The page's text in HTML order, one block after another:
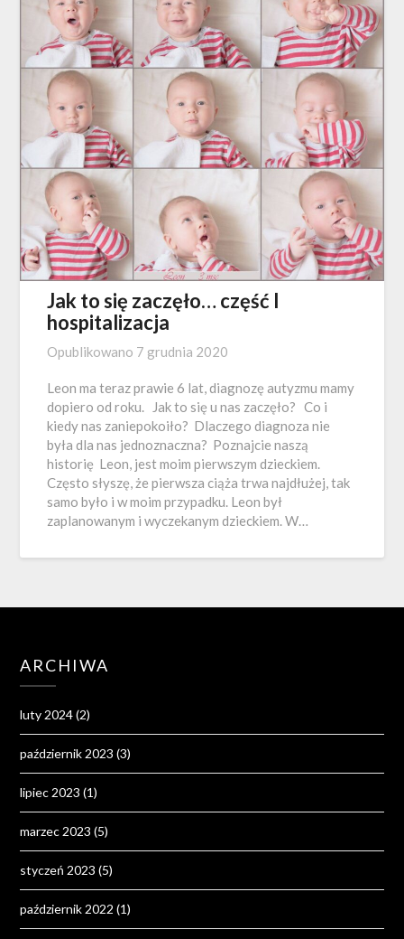
Jak to się zaczęło… część I
hospitalizacja
Opublikowano 7 grudnia 2020
Leon ma teraz prawie 6 lat, diagnozę autyzmu mamy
dopiero od roku. Jak to się u nas zaczęło? Co i
kiedy nas zaniepokoiło? Dlaczego diagnoza nie
była dla nas jednoznaczna? Poznajcie naszą
historię Leon, jest moim pierwszym dzieckiem.
Często słyszę, że pierwsza ciąża trwa najdłużej, tak
samo było i w moim przypadku. Leon był
zaplanowanym i wyczekanym dzieckiem. W…
ARCHIWA
luty 2024(2)
październik 2023 (3)
lipiec 2023 (1)
marzec 2023 (5)
styczeń 2023 (5)
październik 2022 (1)